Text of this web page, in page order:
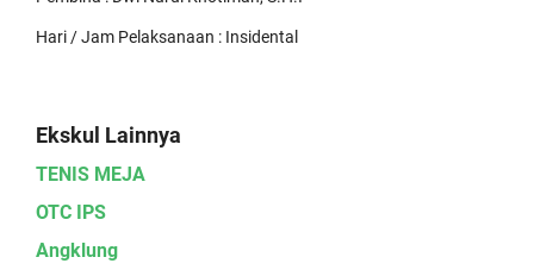
Hari / Jam Pelaksanaan : Insidental
Ekskul Lainnya
TENIS MEJA
OTC IPS
Angklung